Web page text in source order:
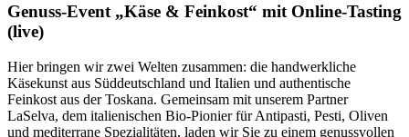
Genuss-Event „Käse & Feinkost“ mit Online-Tasting
(live)
Hier bringen wir zwei Welten zusammen: die handwerkliche
Käsekunst aus Süddeutschland und Italien und authentische
Feinkost aus der Toskana. Gemeinsam mit unserem Partner
LaSelva, dem italienischen Bio-Pionier für Antipasti, Pesti, Oliven
und mediterrane Spezialitäten, laden wir Sie zu einem genussvollen